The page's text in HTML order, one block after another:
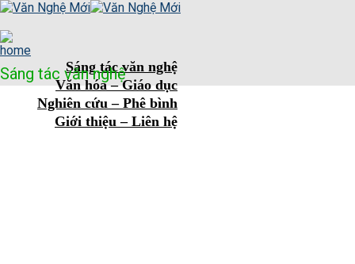
Skip
content
Sáng tác văn nghệ
Văn hóa – Giáo dục
Nghiên cứu – Phê bình
Giới thiệu – Liên hệ
Sáng tác văn nghệ